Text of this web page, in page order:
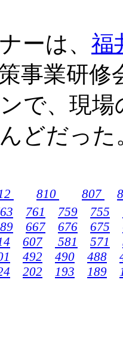
ーは、 福
事業研
で、現
どだった
810 807
761 759 755
667 676 675
607 581 571
492 490 488
202 193 189